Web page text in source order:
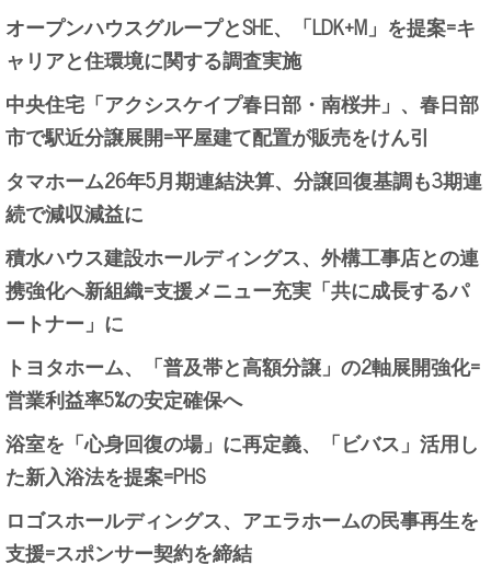
オープンハウスグループとSHE、「LDK+M」を提案=キ
ャリアと住環境に関する調査実施
中央住宅「アクシスケイプ春日部・南桜井」、春日部
市で駅近分譲展開=平屋建て配置が販売をけん引
タマホーム26年5月期連結決算、分譲回復基調も3期連
続で減収減益に
積水ハウス建設ホールディングス、外構工事店との連
携強化へ新組織=支援メニュー充実「共に成長するパ
ートナー」に
トヨタホーム、「普及帯と高額分譲」の2軸展開強化=
営業利益率5%の安定確保へ
浴室を「心身回復の場」に再定義、「ビバス」活用し
た新入浴法を提案=PHS
ロゴスホールディングス、アエラホームの民事再生を
支援=スポンサー契約を締結